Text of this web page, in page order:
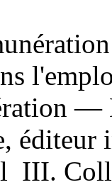
III.